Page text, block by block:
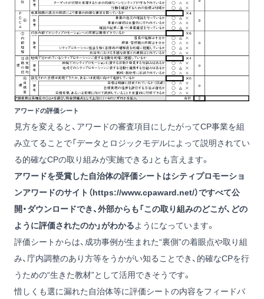
アワードの評価シート
見方を変えると、アワードの審査項目にしたがってCP事業を組
み立てることで「データとロジックモデルによって説明されてい
る的確なCPの取り組みが実施できる」とも言えます。
アワードを受賞した自治体の評価シートはシティプロモーショ
ンアワードのサイト（https://www.cpaward.net/）ですべて公
開・ダウンロードでき、外部からも「この取り組みのどこが、どの
ように評価されたのか」がわかるようになっています。
評価シートからは、成功事例が生まれた“裏側”の着眼点や取り組
み、庁内調整のあり方等をうかがい知ることでき、的確なCPを行
うための“生きた教材”として活用できそうです。
惜しくも選に漏れた自治体等に評価シートの内容をフィードバ